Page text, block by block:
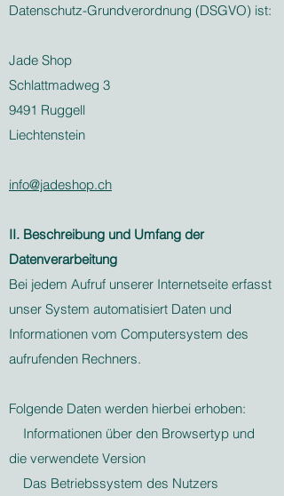
Datenschutz-Grundverordnung (DSGVO) ist:
Jade Shop
Schlattmadweg 3
9491 Ruggell
Liechtenstein
info@jadeshop.ch
II. Beschreibung und Umfang der
Datenverarbeitung
Bei jedem Aufruf unserer Internetseite erfasst
unser System automatisiert Daten und
Informationen vom Computersystem des
aufrufenden Rechners.
Folgende Daten werden hierbei erhoben:
Informationen über den Browsertyp und
die verwendete Version
Das Betriebssystem des Nutzers